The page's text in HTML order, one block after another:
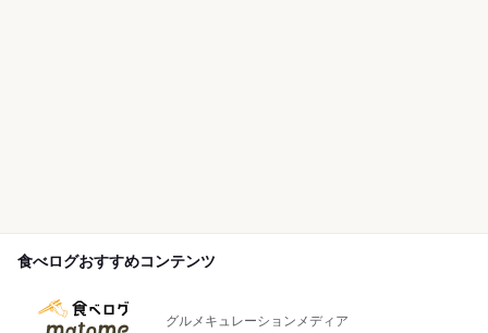
食べログおすすめコンテンツ
グルメキュレーションメディア